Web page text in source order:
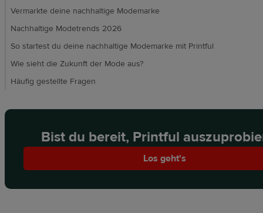
Vermarkte deine nachhaltige Modemarke
Nachhaltige Modetrends 2026
So startest du deine nachhaltige Modemarke mit Printful
Wie sieht die Zukunft der Mode aus?
Häufig gestellte Fragen
Bist du bereit, Printful
Los geht's